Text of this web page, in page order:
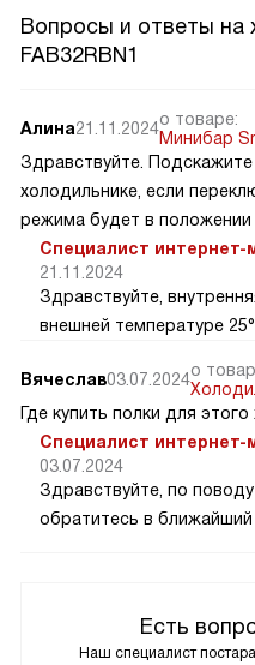
Вопросы и ответы на
FAB32RBN1
Есть
Наш специалист
Алина21.11.2024о товаре:
Минибар
Здравствуйте.
холодильнике, если
режима будет в положении
Специалист интернет-
21.11.2024
Здравствуйте,
внешней температуре
Вячеслав03.07.2024о
Где купить полки для
Специалист интернет-
03.07.2024
Здравствуйте, по
обратитесь в ближайший